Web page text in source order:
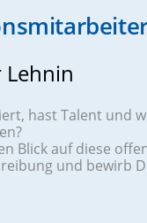
Lehnin
hast Talent und
Blick auf diese
und bewirb